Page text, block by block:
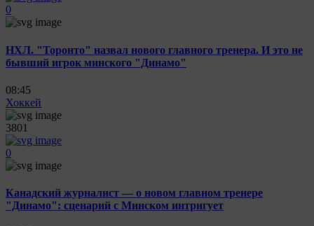
0
НХЛ. "Торонто" назвал нового главного тренера. И это не
бывший игрок минского "Динамо"
08:45
Хоккей
3801
0
Канадский журналист — о новом главном тренере
"Динамо": сценарий с Минском интригует